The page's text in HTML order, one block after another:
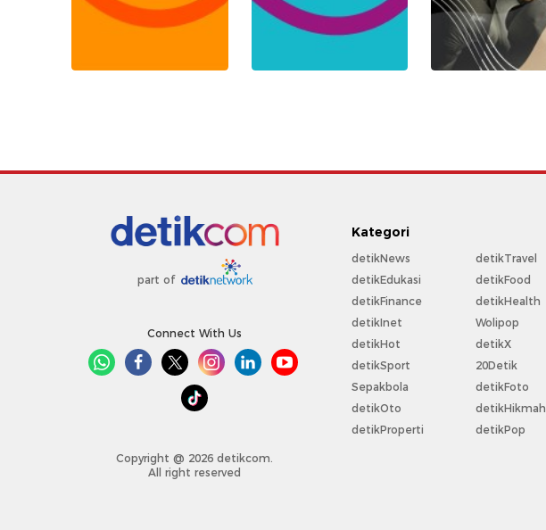
part of
Connect With Us
Copyright @ 2026 detikcom.
All right reserved
Kategori
detikNews
detikEdukasi
detikFinance
detikInet
detikHot
detikSport
Sepakbola
detikOto
detikProperti
detikTravel
detikFood
detikHealth
Wolipop
detikX
20Detik
detikFoto
detikHikmah
detikPop